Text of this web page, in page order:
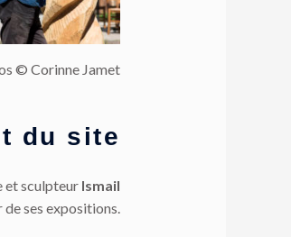
© Corinne Jamet
du site
et sculpteur Ismail
ses expositions.